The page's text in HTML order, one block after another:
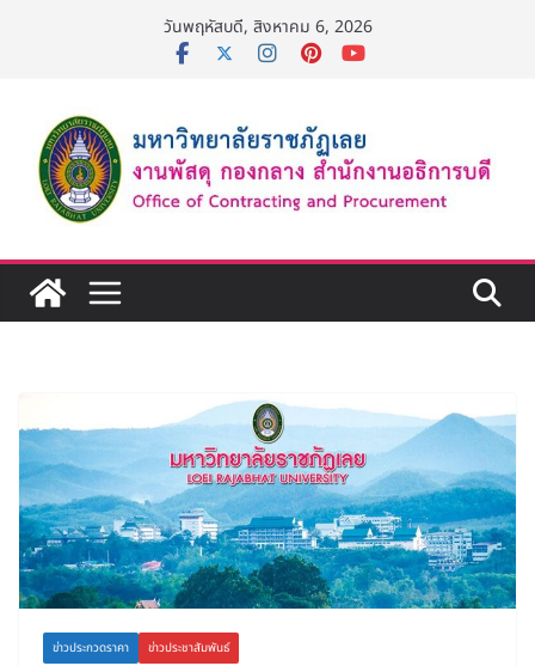
วันพฤหัสบดี, สิงหาคม 6, 2026
ข่าวประกวดราคา ข่าวประชาสัมพันธ์